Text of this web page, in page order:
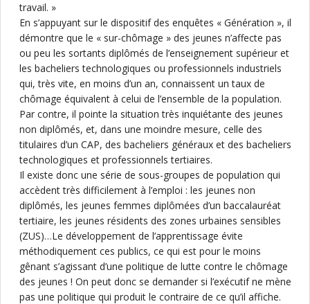
travail. »
En s’appuyant sur le dispositif des enquêtes « Génération », il
démontre que le « sur-chômage » des jeunes n’affecte pas
ou peu les sortants diplômés de l’enseignement supérieur et
les bacheliers technologiques ou professionnels industriels
qui, très vite, en moins d’un an, connaissent un taux de
chômage équivalent à celui de l’ensemble de la population.
Par contre, il pointe la situation très inquiétante des jeunes
non diplômés, et, dans une moindre mesure, celle des
titulaires d’un CAP, des bacheliers généraux et des bacheliers
technologiques et professionnels tertiaires.
Il existe donc une série de sous-groupes de population qui
accèdent très difficilement à l’emploi : les jeunes non
diplômés, les jeunes femmes diplômées d’un baccalauréat
tertiaire, les jeunes résidents des zones urbaines sensibles
(ZUS)…Le développement de l’apprentissage évite
méthodiquement ces publics, ce qui est pour le moins
gênant s’agissant d’une politique de lutte contre le chômage
des jeunes ! On peut donc se demander si l’exécutif ne mène
pas une politique qui produit le contraire de ce qu’il affiche.